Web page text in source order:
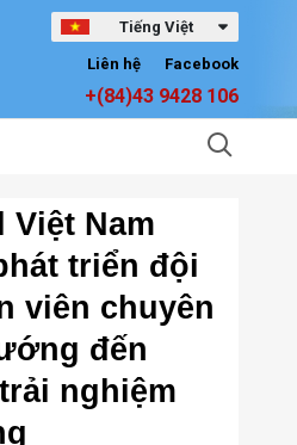
Tiếng Việt
Facebook
Liên hệ
+(84)43 9428 106
Việt Nam
triển đội
viên chuyên
đến
nghiệm